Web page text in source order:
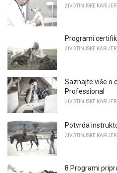
ŽIVOTINJSKE
Programi
ŽIVOTINJSKE
Saznajte više o
Professional
ŽIVOTINJSKE
Potvrda
ŽIVOTINJSKE
8 Programi